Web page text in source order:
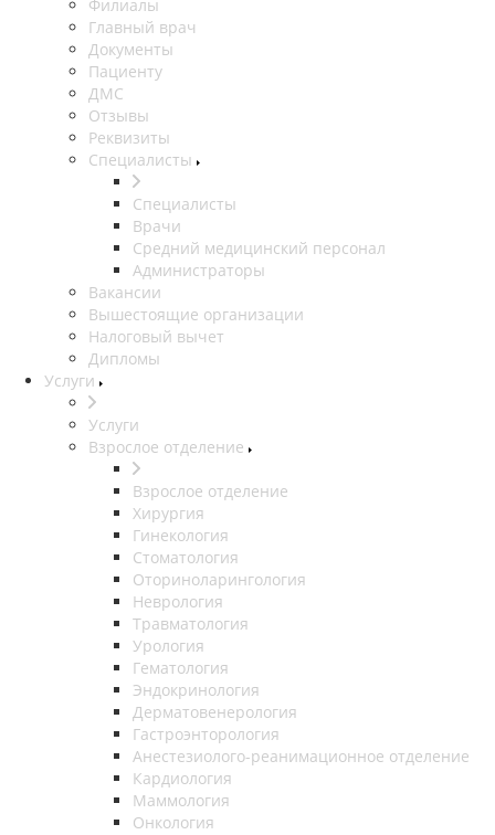
Филиалы
Главный врач
Документы
Пациенту
ДМС
Отзывы
Реквизиты
Специалисты
Специалисты
Врачи
Средний медицинский персонал
Администраторы
Вакансии
Вышестоящие организации
Налоговый вычет
Дипломы
Услуги
Услуги
Взрослое отделение
Взрослое отделение
Хирургия
Гинекология
Стоматология
Оториноларингология
Неврология
Травматология
Урология
Гематология
Эндокринология
Дерматовенерология
Гастроэнторология
Анестезиолого-реанимационное отделение
Кардиология
Маммология
Онкология